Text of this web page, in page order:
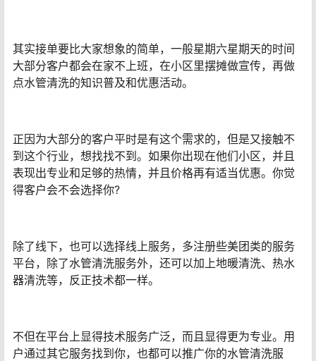
其实接单要比大家想象的简单，一般星期六星期天的时间
大部分客户都会在家不上班，在小区里摆摊做宣传，再做
点水管清洗的知识普及和优惠活动。
正因为大部分的客户平时是有这个需求的，但是又接触不
到这个行业，想找找不到。如果你出现在他们小区，并且
表现出专业和足够的热情，并且价格再有适当优惠。你觉
得客户会不会选择你?
除了线下，也可以选择线上服务，多注册些美团类的服务
平台，除了水管清洗服务外，还可以加上地暖清洗、热水
器清洗等，反正技术都一样。
不但在平台上显得技术服务广泛，而且显得更为专业。用
户通过其它服务找到你，也都可以推广你的水管清洗服